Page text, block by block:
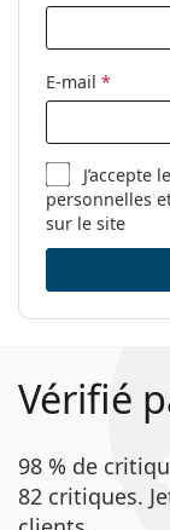
Catégorie:
Marque:
Code:
E-mail *
J’accepte
personnelles
sur le site
Vérifié
98 % de
82 critiques.